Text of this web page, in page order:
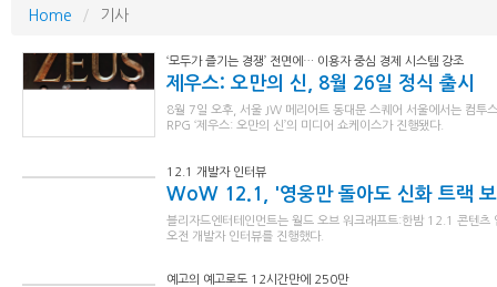
Home 기사
‘모두가 즐기는 경쟁’ 전면에… 이용자 중심 경제 시스템 강조
제우스: 오만의 신, 8월 26일 정식 출시
8월 7일 오후, 서울 JW 메리어트 동대문 스퀘어 서울에서는 컴
RPG ‘제우스: 오만의 신’의 미디어 쇼케이스가 진행됐다.
12.1 개발자 인터뷰
WoW 12.1, '영웅만 돌아도 신화 트랙
블리자드엔터테인먼트는 월드 오브 워크래프트:한밤 12.1 콘텐
오전 개발자 인터뷰를 진행했다.
예고의 예고로도 12시간만에 250만